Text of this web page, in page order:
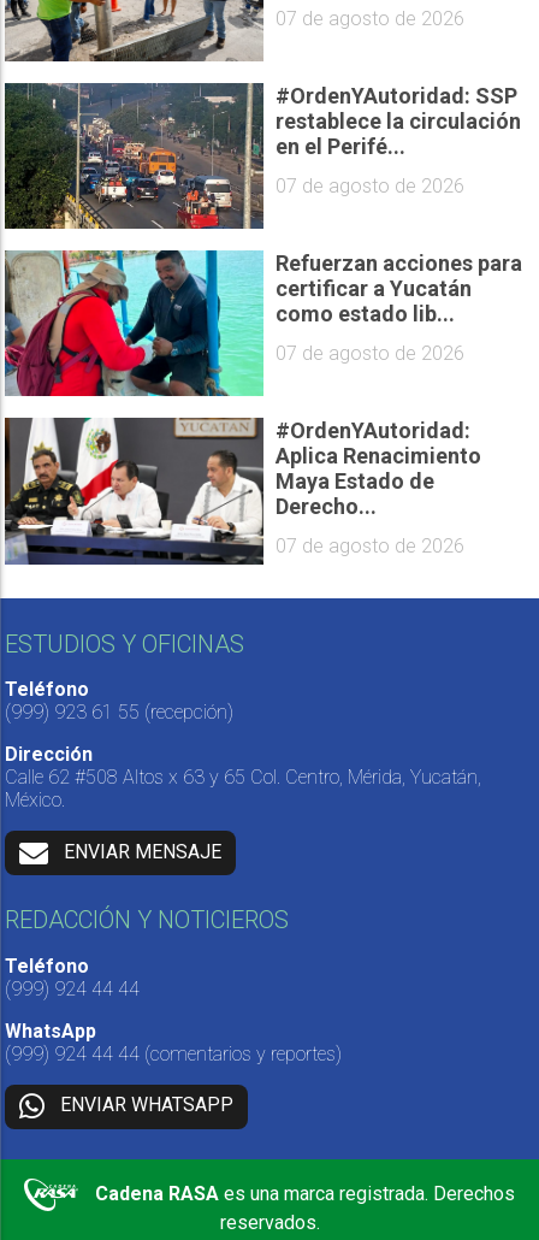
07 de agosto de 2026
#OrdenYAutoridad: SSP
restablece la circulación
en el Perifé...
07 de agosto de 2026
Refuerzan acciones para
certificar a Yucatán
como estado lib...
07 de agosto de 2026
#OrdenYAutoridad:
Aplica Renacimiento
Maya Estado de
Derecho...
07 de agosto de 2026
ESTUDIOS Y OFICINAS
Teléfono
(999) 923 61 55 (recepción)
Dirección
Calle 62 #508 Altos x 63 y 65 Col. Centro, Mérida, Yucatán,
México.
ENVIAR MENSAJE
REDACCIÓN Y NOTICIEROS
Teléfono
(999) 924 44 44
WhatsApp
(999) 924 44 44 (comentarios y reportes)
ENVIAR WHATSAPP
Cadena RASA es una marca registrada. Derechos
reservados.